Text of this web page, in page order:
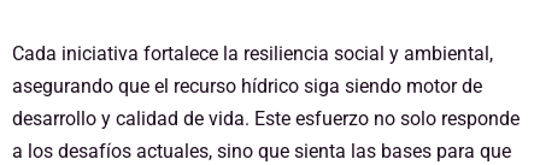
Cada iniciativa fortalece la resiliencia social y ambiental,
asegurando que el recurso hídrico siga siendo motor de
desarrollo y calidad de vida. Este esfuerzo no solo responde
a los desafíos actuales, sino que sienta las bases para que